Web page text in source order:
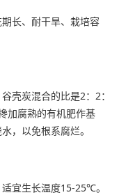
长、耐干旱、栽培容
壳炭混合的比是2：2：
加腐熟的有机肥作基
，以免根系腐烂。
宜生长温度15-25℃。